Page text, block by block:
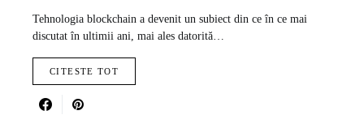
Tehnologia blockchain a devenit un subiect din ce în ce mai
discutat în ultimii ani, mai ales datorită…
CITESTE TOT